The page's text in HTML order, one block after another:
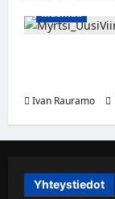
Musiikki
Ivan Rauramo
Yhteystiedot